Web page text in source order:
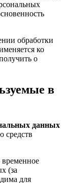
обработки
ко
о
в
данных
средств
временное
(за
для